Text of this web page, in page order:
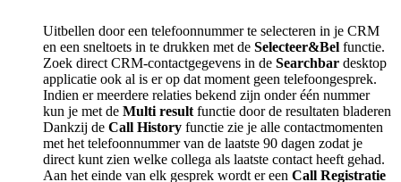
Uitbellen door een telefoonnummer te selecteren in je CRM
en een sneltoets in te drukken met de Selecteer&Bel functie.
Zoek direct CRM-contactgegevens in de Searchbar desktop
applicatie ook al is er op dat moment geen telefoongesprek.
Indien er meerdere relaties bekend zijn onder één nummer
kun je met de Multi result functie door de resultaten bladeren
Dankzij de Call History functie zie je alle contactmomenten
met het telefoonnummer van de laatste 90 dagen zodat je
direct kunt zien welke collega als laatste contact heeft gehad.
Aan het einde van elk gesprek wordt er een Call Registratie